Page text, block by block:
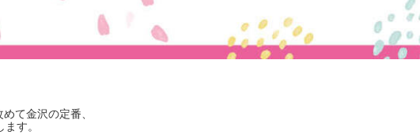
て金沢の定番、
す。